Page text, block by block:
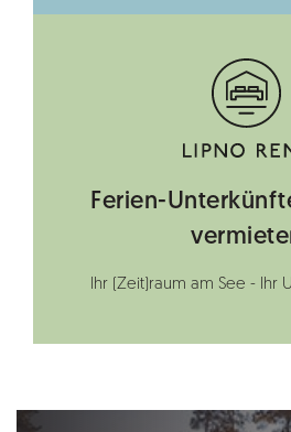
Ferien-
Ihr (Zeit)raum am See - Ihr